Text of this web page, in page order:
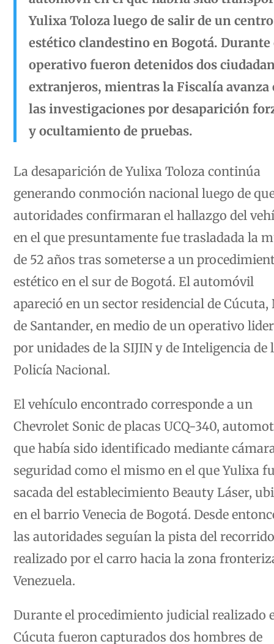
Yulixa Toloza luego de salir de un centro
estético clandestino en Bogotá. Durante
operativo fueron detenidos dos
extranjeros, mientras la Fiscalía avanza
las investigaciones por desaparición
y ocultamiento de pruebas.
La desaparición de Yulixa Toloza continúa
generando conmoción nacional luego de
autoridades confirmaran el hallazgo del
en el que presuntamente fue trasladada la
de 52 años tras someterse a un
estético en el sur de Bogotá. El automóvil
apareció en un sector residencial de Cúcuta,
de Santander, en medio de un operativo
por unidades de la SIJIN y de Inteligencia de
Policía Nacional.
El vehículo encontrado corresponde a un
Chevrolet Sonic de placas UCQ-340,
que había sido identificado mediante
seguridad como el mismo en el que Yulixa
sacada del establecimiento Beauty Láser,
en el barrio Venecia de Bogotá. Desde
las autoridades seguían la pista del recorrido
realizado por el carro hacia la zona
Venezuela.
Durante el procedimiento judicial realizado
Cúcuta fueron capturados dos hombres de